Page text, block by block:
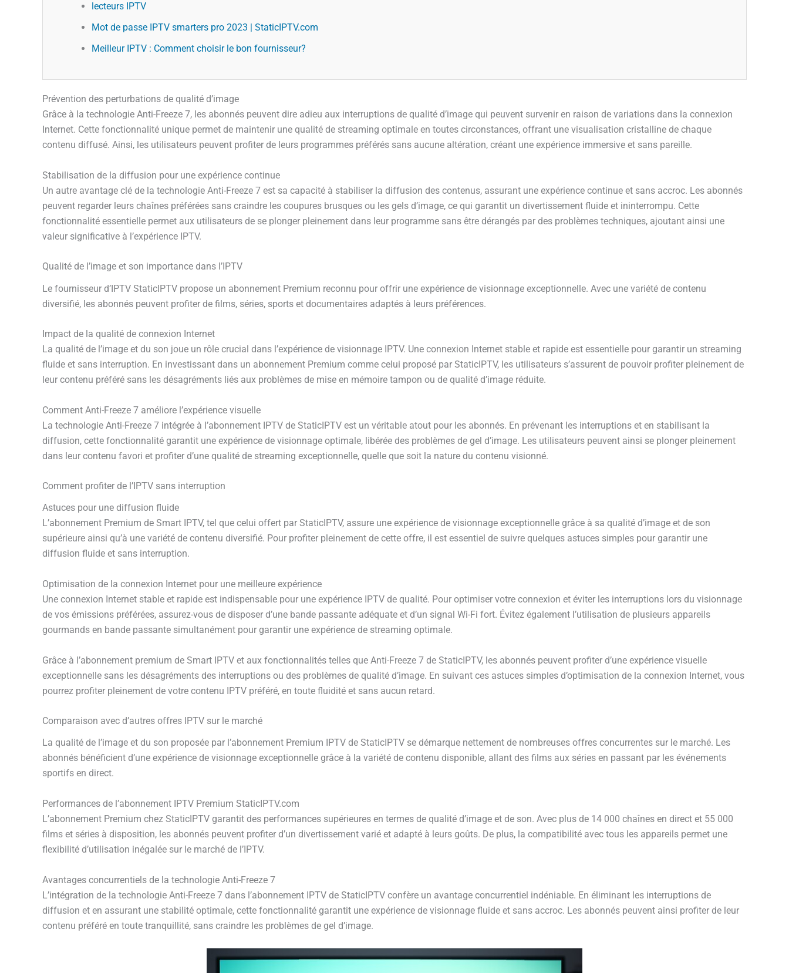
lecteurs IPTV
Mot de passe IPTV smarters pro 2023 | StaticIPTV.com
Meilleur IPTV : Comment choisir le bon fournisseur?
Prévention des perturbations de qualité d’image
Grâce à la technologie Anti-Freeze 7, les abonnés peuvent dire adieu aux interruptions de qualité d’image qui peuvent survenir en raison de variations dans la connexion
Internet. Cette fonctionnalité unique permet de maintenir une qualité de streaming optimale en toutes circonstances, offrant une visualisation cristalline de chaque
contenu diffusé. Ainsi, les utilisateurs peuvent profiter de leurs programmes préférés sans aucune altération, créant une expérience immersive et sans pareille.
Stabilisation de la diffusion pour une expérience continue
Un autre avantage clé de la technologie Anti-Freeze 7 est sa capacité à stabiliser la diffusion des contenus, assurant une expérience continue et sans accroc. Les abonnés
peuvent regarder leurs chaînes préférées sans craindre les coupures brusques ou les gels d’image, ce qui garantit un divertissement fluide et ininterrompu. Cette
fonctionnalité essentielle permet aux utilisateurs de se plonger pleinement dans leur programme sans être dérangés par des problèmes techniques, ajoutant ainsi une
valeur significative à l’expérience IPTV.
Qualité de l’image et son importance dans l’IPTV
Le fournisseur d’IPTV StaticIPTV propose un abonnement Premium reconnu pour offrir une expérience de visionnage exceptionnelle. Avec une variété de contenu
diversifié, les abonnés peuvent profiter de films, séries, sports et documentaires adaptés à leurs préférences.
Impact de la qualité de connexion Internet
La qualité de l’image et du son joue un rôle crucial dans l’expérience de visionnage IPTV. Une connexion Internet stable et rapide est essentielle pour garantir un streaming
fluide et sans interruption. En investissant dans un abonnement Premium comme celui proposé par StaticIPTV, les utilisateurs s’assurent de pouvoir profiter pleinement de
leur contenu préféré sans les désagréments liés aux problèmes de mise en mémoire tampon ou de qualité d’image réduite.
Comment Anti-Freeze 7 améliore l’expérience visuelle
La technologie Anti-Freeze 7 intégrée à l’abonnement IPTV de StaticIPTV est un véritable atout pour les abonnés. En prévenant les interruptions et en stabilisant la
diffusion, cette fonctionnalité garantit une expérience de visionnage optimale, libérée des problèmes de gel d’image. Les utilisateurs peuvent ainsi se plonger pleinement
dans leur contenu favori et profiter d’une qualité de streaming exceptionnelle, quelle que soit la nature du contenu visionné.
Comment profiter de l’IPTV sans interruption
Astuces pour une diffusion fluide
L’abonnement Premium de Smart IPTV, tel que celui offert par StaticIPTV, assure une expérience de visionnage exceptionnelle grâce à sa qualité d’image et de son
supérieure ainsi qu’à une variété de contenu diversifié. Pour profiter pleinement de cette offre, il est essentiel de suivre quelques astuces simples pour garantir une
diffusion fluide et sans interruption.
Optimisation de la connexion Internet pour une meilleure expérience
Une connexion Internet stable et rapide est indispensable pour une expérience IPTV de qualité. Pour optimiser votre connexion et éviter les interruptions lors du visionnage
de vos émissions préférées, assurez-vous de disposer d’une bande passante adéquate et d’un signal Wi-Fi fort. Évitez également l’utilisation de plusieurs appareils
gourmands en bande passante simultanément pour garantir une expérience de streaming optimale.
Grâce à l’abonnement premium de Smart IPTV et aux fonctionnalités telles que Anti-Freeze 7 de StaticIPTV, les abonnés peuvent profiter d’une expérience visuelle
exceptionnelle sans les désagréments des interruptions ou des problèmes de qualité d’image. En suivant ces astuces simples d’optimisation de la connexion Internet, vous
pourrez profiter pleinement de votre contenu IPTV préféré, en toute fluidité et sans aucun retard.
Comparaison avec d’autres offres IPTV sur le marché
La qualité de l’image et du son proposée par l’abonnement Premium IPTV de StaticIPTV se démarque nettement de nombreuses offres concurrentes sur le marché. Les
abonnés bénéficient d’une expérience de visionnage exceptionnelle grâce à la variété de contenu disponible, allant des films aux séries en passant par les événements
sportifs en direct.
Performances de l’abonnement IPTV Premium StaticIPTV.com
L’abonnement Premium chez StaticIPTV garantit des performances supérieures en termes de qualité d’image et de son. Avec plus de 14 000 chaînes en direct et 55 000
films et séries à disposition, les abonnés peuvent profiter d’un divertissement varié et adapté à leurs goûts. De plus, la compatibilité avec tous les appareils permet une
flexibilité d’utilisation inégalée sur le marché de l’IPTV.
Avantages concurrentiels de la technologie Anti-Freeze 7
L’intégration de la technologie Anti-Freeze 7 dans l’abonnement IPTV de StaticIPTV confère un avantage concurrentiel indéniable. En éliminant les interruptions de
diffusion et en assurant une stabilité optimale, cette fonctionnalité garantit une expérience de visionnage fluide et sans accroc. Les abonnés peuvent ainsi profiter de leur
contenu préféré en toute tranquillité, sans craindre les problèmes de gel d’image.